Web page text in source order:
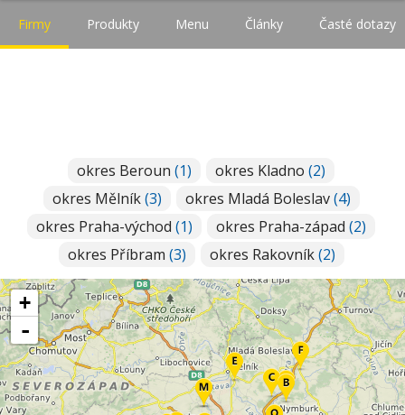
Firmy Produkty Menu Články Časté dotazy
okres Beroun (1) okres Kladno (2)
okres Mělník(3) okres Mladá Boleslav(4)
okres Praha-východ (1) okres Praha-západ (2)
okres Příbram (3) okres Rakovník(2)
+
-